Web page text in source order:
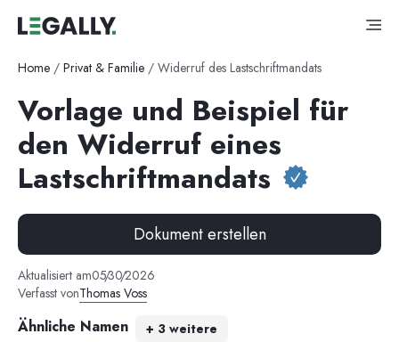
Home / Privat & Familie / Widerruf des Lastschriftmandats
Vorlage und Beispiel für
den Widerruf eines
Lastschriftmandats
Dokument erstellen
Aktualisiert am05/30/2026
Verfasst vonThomas Voss
Ähnliche Namen + 3 weitere